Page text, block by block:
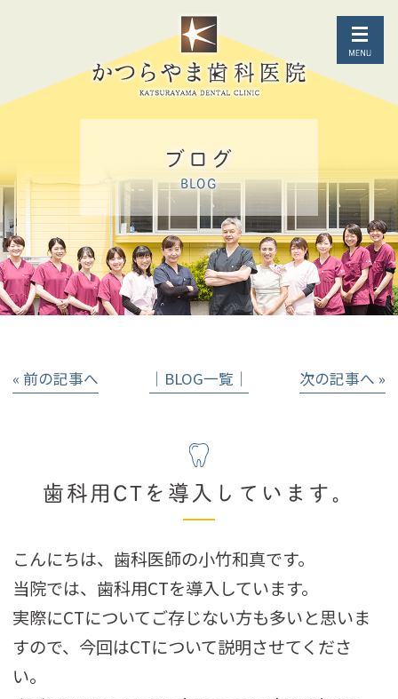
ブログ
BLOG
« 前の記事へ │BLOG一覧│ 次の記事へ »
歯科用CTを導入しています。
こんにちは、歯科医師の小竹和真です。
当院では、歯科用CTを導入しています。
実際にCTについてご存じない方も多いと思いま
すので、今回はCTについて説明させてくださ
い。